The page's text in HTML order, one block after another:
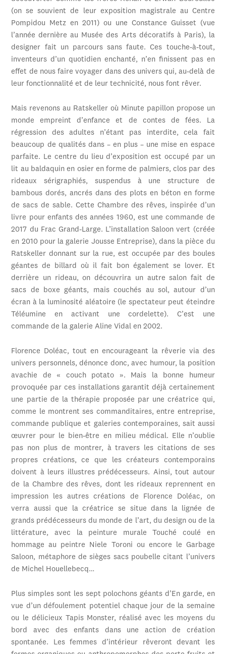
(on se souvient de leur exposition magistrale au Centre
Pompidou Metz en 2011) ou une Constance Guisset (vue
l’année dernière au Musée des Arts décoratifs à Paris), la
designer fait un parcours sans faute. Ces touche-à-tout,
inventeurs d’un quotidien enchanté, n’en finissent pas en
effet de nous faire voyager dans des univers qui, au-delà de
leur fonctionnalité et de leur technicité, nous font rêver.
Mais revenons au Ratskeller où Minute papillon propose un
monde empreint d’enfance et de contes de fées. La
régression des adultes n’étant pas interdite, cela fait
beaucoup de qualités dans – en plus – une mise en espace
parfaite. Le centre du lieu d’exposition est occupé par un
lit au baldaquin en osier en forme de palmiers, clos par des
rideaux sérigraphiés, suspendus à une structure de
bambous dorés, ancrés dans des plots en béton en forme
de sacs de sable. Cette Chambre des rêves, inspirée d’un
livre pour enfants des années 1960, est une commande de
2017 du Frac Grand-Large. L’installation Saloon vert (créée
en 2010 pour la galerie Jousse Entreprise), dans la pièce du
Ratskeller donnant sur la rue, est occupée par des boules
géantes de billard où il fait bon également se lover. Et
derrière un rideau, on découvrira un autre salon fait de
sacs de boxe géants, mais couchés au sol, autour d’un
écran à la luminosité aléatoire (le spectateur peut éteindre
Téléumine en activant une cordelette). C’est une
commande de la galerie Aline Vidal en 2002.
Florence Doléac, tout en encourageant la rêverie via des
univers personnels, dénonce donc, avec humour, la position
avachie de « couch potato ». Mais la bonne humeur
provoquée par ces installations garantit déjà certainement
une partie de la thérapie proposée par une créatrice qui,
comme le montrent ses commanditaires, entre entreprise,
commande publique et galeries contemporaines, sait aussi
œuvrer pour le bien-être en milieu médical. Elle n’oublie
pas non plus de montrer, à travers les citations de ses
propres créations, ce que les créateurs contemporains
doivent à leurs illustres prédécesseurs. Ainsi, tout autour
de la Chambre des rêves, dont les rideaux reprennent en
impression les autres créations de Florence Doléac, on
verra aussi que la créatrice se situe dans la lignée de
grands prédécesseurs du monde de l’art, du design ou de la
littérature, avec la peinture murale Touché coulé en
hommage au peintre Niele Toroni ou encore le Garbage
Saloon, métaphore de sièges sacs poubelle citant l’univers
de Michel Houellebecq…
Plus simples sont les sept polochons géants d’En garde, en
vue d’un défoulement potentiel chaque jour de la semaine
ou le délicieux Tapis Monster, réalisé avec les moyens du
bord avec des enfants dans une action de création
spontanée. Les femmes d’intérieur rêveront devant les